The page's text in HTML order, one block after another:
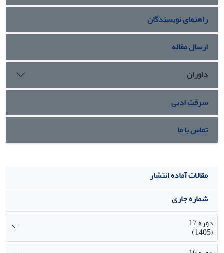
راهنمای نویسندگان
ارسال مقاله
داوران
سرقت ادبی
تماس با ما
مقالات آماده انتشار
شماره جاری
دوره 17
(1405)